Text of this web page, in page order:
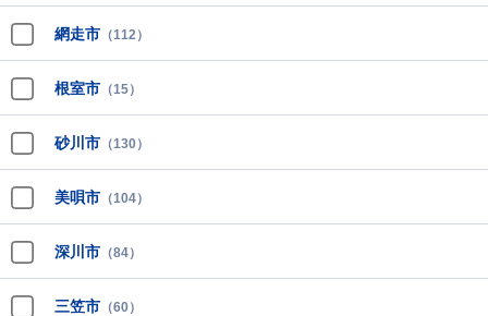
網走市 （112）
根室市 （15）
砂川市 （130）
美唄市 （104）
深川市 （84）
三笠市 （60）